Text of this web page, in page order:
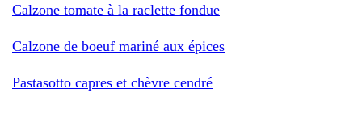
Calzone tomate à la raclette fondue
Calzone de boeuf mariné aux épices
Pastasotto capres et chèvre cendré